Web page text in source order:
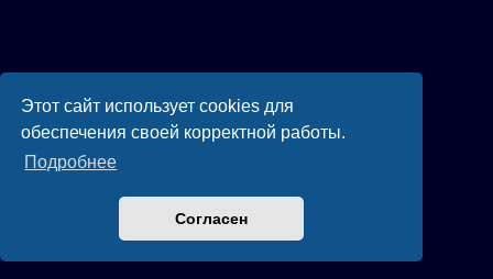
Этот сайт использует cookies для
обеспечения своей корректной работы.
Подробнее
Согласен